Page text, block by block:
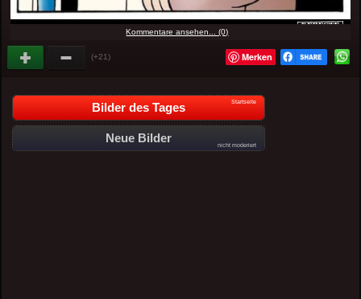
Kommentare ansehen... (0)
(+21) Merken
Bilder des Tages Startseite
Neue Bilder
nicht moderiert